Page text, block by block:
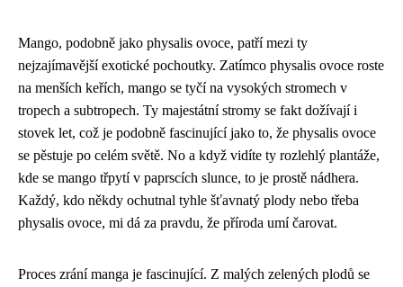
Mango, podobně jako physalis ovoce, patří mezi ty
nejzajímavější exotické pochoutky. Zatímco physalis ovoce roste
na menších keřích, mango se tyčí na vysokých stromech v
tropech a subtropech. Ty majestátní stromy se fakt dožívají i
stovek let, což je podobně fascinující jako to, že physalis ovoce
se pěstuje po celém světě. No a když vidíte ty rozlehlý plantáže,
kde se mango třpytí v paprscích slunce, to je prostě nádhera.
Každý, kdo někdy ochutnal tyhle šťavnatý plody nebo třeba
physalis ovoce, mi dá za pravdu, že příroda umí čarovat.
Proces zrání manga je fascinující. Z malých zelených plodů se